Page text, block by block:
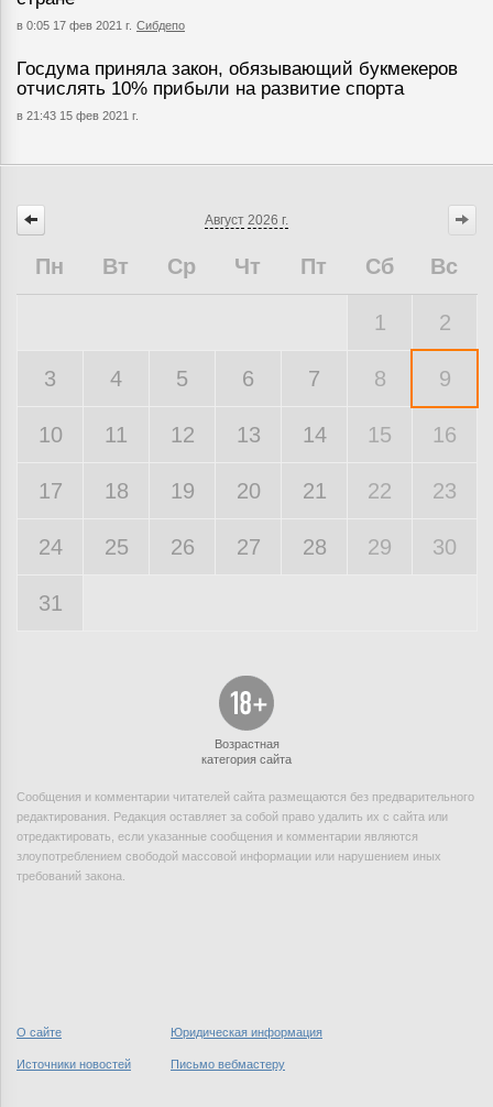
в 0:05 17 фев 2021 г. Сибдепо
Госдума приняла закон, обязывающий букмекеров
отчислять 10% прибыли на развитие спорта
в 21:43 15 фев 2021 г.
Август 2026 г.
Пн Вт Ср Чт Пт Сб Вс
1 2
3 4 5 6 7 8 9
10 11 12 13 14 15 16
17 18 19 20 21 22 23
24 25 26 27 28 29 30
31
Возрастная
категория сайта
Сообщения и комментарии читателей сайта размещаются без предварительного
редактирования. Редакция оставляет за собой право удалить их с сайта или
отредактировать, если указанные сообщения и комментарии являются
злоупотреблением свободой массовой информации или нарушением иных
требований закона.
О сайте Юридическая информация
Источники новостей Письмо вебмастеру